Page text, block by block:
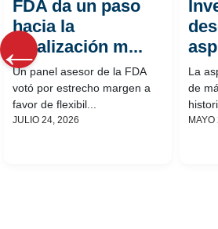
FDA da un paso
hacia la
legalización m...
Un panel asesor de la FDA
votó por estrecho margen a
favor de flexibil...
JULIO 24, 2026
La
de